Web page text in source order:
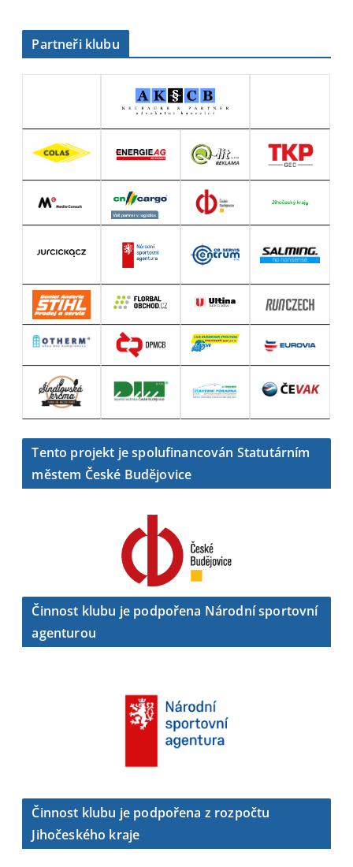
Partneři klubu
Tento projekt je spolufinancován Statutárním
městem České Budějovice
Činnost klubu je podpořena Národní sportovní
agenturou
Činnost klubu je podpořena z rozpočtu
Jihočeského kraje